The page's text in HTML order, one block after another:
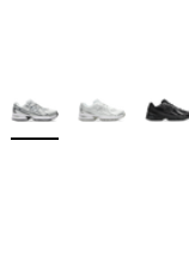
Meer kleuren